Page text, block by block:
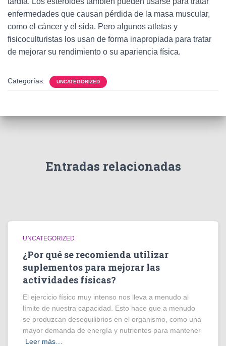
enfermedades que causan pérdida de la masa muscular,
como el cáncer y el sida. Pero algunos atletas y
fisicoculturistas los usan de forma inapropiada para tratar
de mejorar su rendimiento o su apariencia física.
Categorías: UNCATEGORIZED
Entradas relacionadas
UNCATEGORIZED
¿Por qué se recomienda utilizar
suplementos para mejorar las
actividades físicas?
El ejercicio físico muy intenso nos lleva a menudo al
límite de nuestra capacidad. Esto hace que a menudo
se produzcan desequilibrios en el organismo, como una
mayor demanda de energía y nutrientes para mantener
Leer más…